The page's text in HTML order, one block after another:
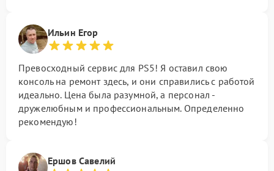
Ильин Егор
Превосходный сервис для PS5! Я оставил свою
консоль на ремонт здесь, и они справились с работой
идеально. Цена была разумной, а персонал -
дружелюбным и профессиональным. Определенно
рекомендую!
Ершов Савелий